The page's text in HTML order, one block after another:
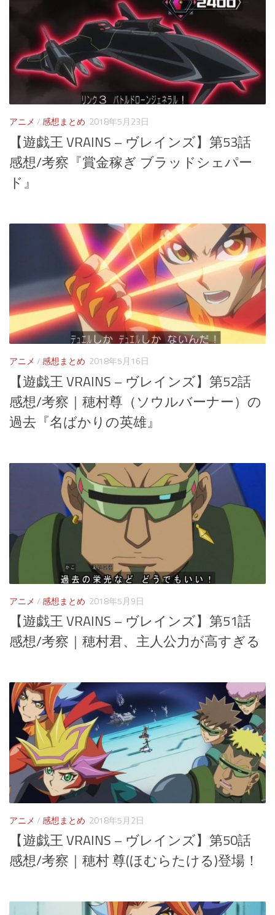
アニメ /感想まとめ 2018年5月23日
【遊戯王 VRAINS – ヴレインズ】第53話
感想/考察『賞金稼ぎ ブラッドシェパー
ド』
アニメ /感想まとめ 2018年5月16日
【遊戯王 VRAINS – ヴレインズ】第52話
感想/考察｜穂村尊（ソウルバーナー）の
過去『名ばかりの英雄』
アニメ /感想まとめ 2018年5月9日
【遊戯王 VRAINS – ヴレインズ】第51話
感想/考察｜穂村君、主人公力が高すぎる
アニメ /感想まとめ 2018年5月2日
【遊戯王 VRAINS – ヴレインズ】第50話
感想/考察｜穂村 尊(ほむらたける)登場！